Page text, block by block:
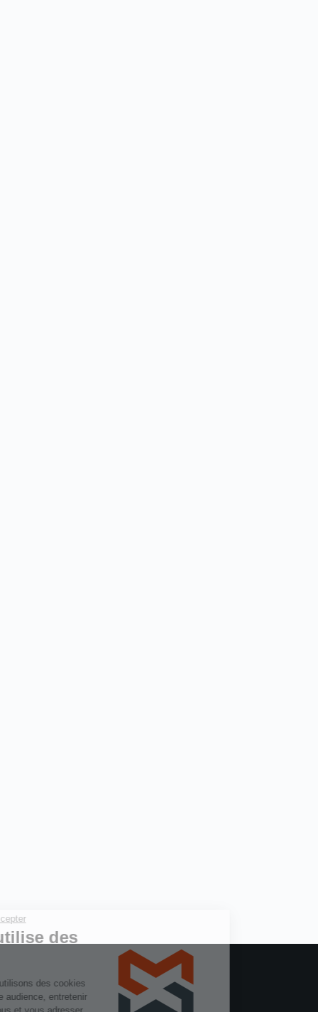
Continuer sans accepter
Ce blog utilise des
Sur ce site, nous utilisons des cookies
pour mesurer notre audience, entretenir
la relation avec vous et vous adresser